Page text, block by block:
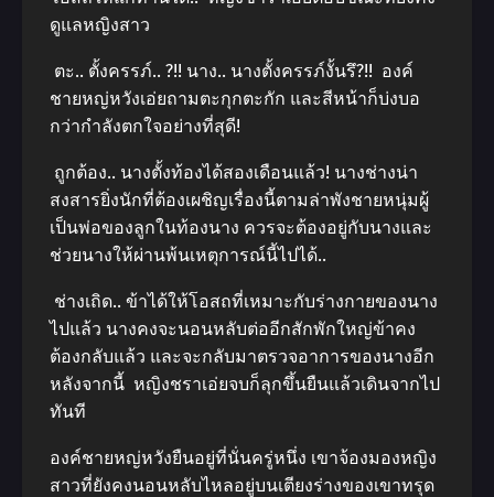
ดูแลหญิงสาว
ตะ.. ตั้งครรภ์.. ?!! นาง.. นางตั้งครรภ์งั้นรึ?!! องค์
ชายหญ่หวังเอ่ยถามตะกุกตะกัก และสีหน้าก็บ่งบอ
กว่ากําลังตกใจอย่างที่สุดี!
ถูกต้อง.. นางตั้งท้องได้สองเดือนแล้ว! นางช่างน่า
สงสารยิ่งนักที่ต้องเผชิญเรื่องนี้ตามล่าพังชายหนุ่มผู้
เป็นพ่อของลูกในท้องนาง ควรจะต้องอยู่กับนางและ
ช่วยนางให้ผ่านพ้นเหตุการณ์นี้ไปได้..
ช่างเถิด.. ข้าได้ให้โอสถที่เหมาะกับร่างกายของนาง
ไปแล้ว นางคงจะนอนหลับต่ออีกสักพักใหญ่ข้าคง
ต้องกลับแล้ว และจะกลับมาตรวจอาการของนางอีก
หลังจากนี้ หญิงชราเอ่ยจบก็ลุกขึ้นยืนแล้วเดินจากไป
ทันที
องค์ชายหญ่หวังยืนอยู่ที่นั่นครู่หนึ่ง เขาจ้องมองหญิง
สาวที่ยังคงนอนหลับไหลอยู่บนเตียงร่างของเขาทรุด